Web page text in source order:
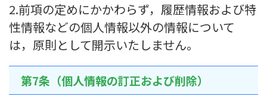
2.前項の定めにかかわらず，履歴情報および特
性情報などの個人情報以外の情報について
は，原則として開示いたしません。
第7条（個人情報の訂正および削除）